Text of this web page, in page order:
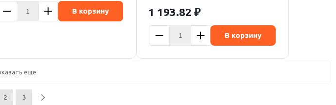
В корзину 1 193.82 ₽
В корзину
еще
2 3